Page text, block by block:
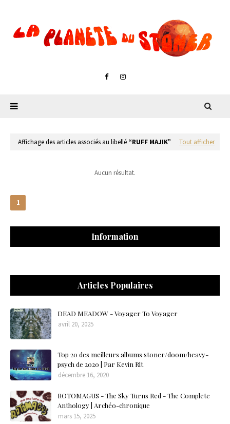
Affichage des articles associés au libellé RUFF MAJIK Tout afficher
Aucun résultat.
1
Information
Articles Populaires
DEAD MEADOW - Voyager To Voyager
avril 20, 2025
Top 20 des meilleurs albums stoner/doom/heavy-
psych de 2020 | Par Kevin Rlt
décembre 16, 2020
ROTOMAGUS - The Sky Turns Red - The Complete
Anthology | Archéo-chronique
mars 15, 2025